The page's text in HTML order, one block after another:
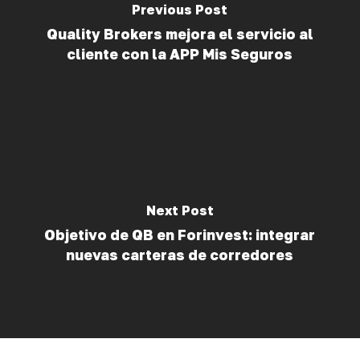
Previous Post
Quality Brokers mejora el servicio al
cliente con la APP Mis Seguros
Next Post
Objetivo de QB en Forinvest: integrar
nuevas carteras de corredores